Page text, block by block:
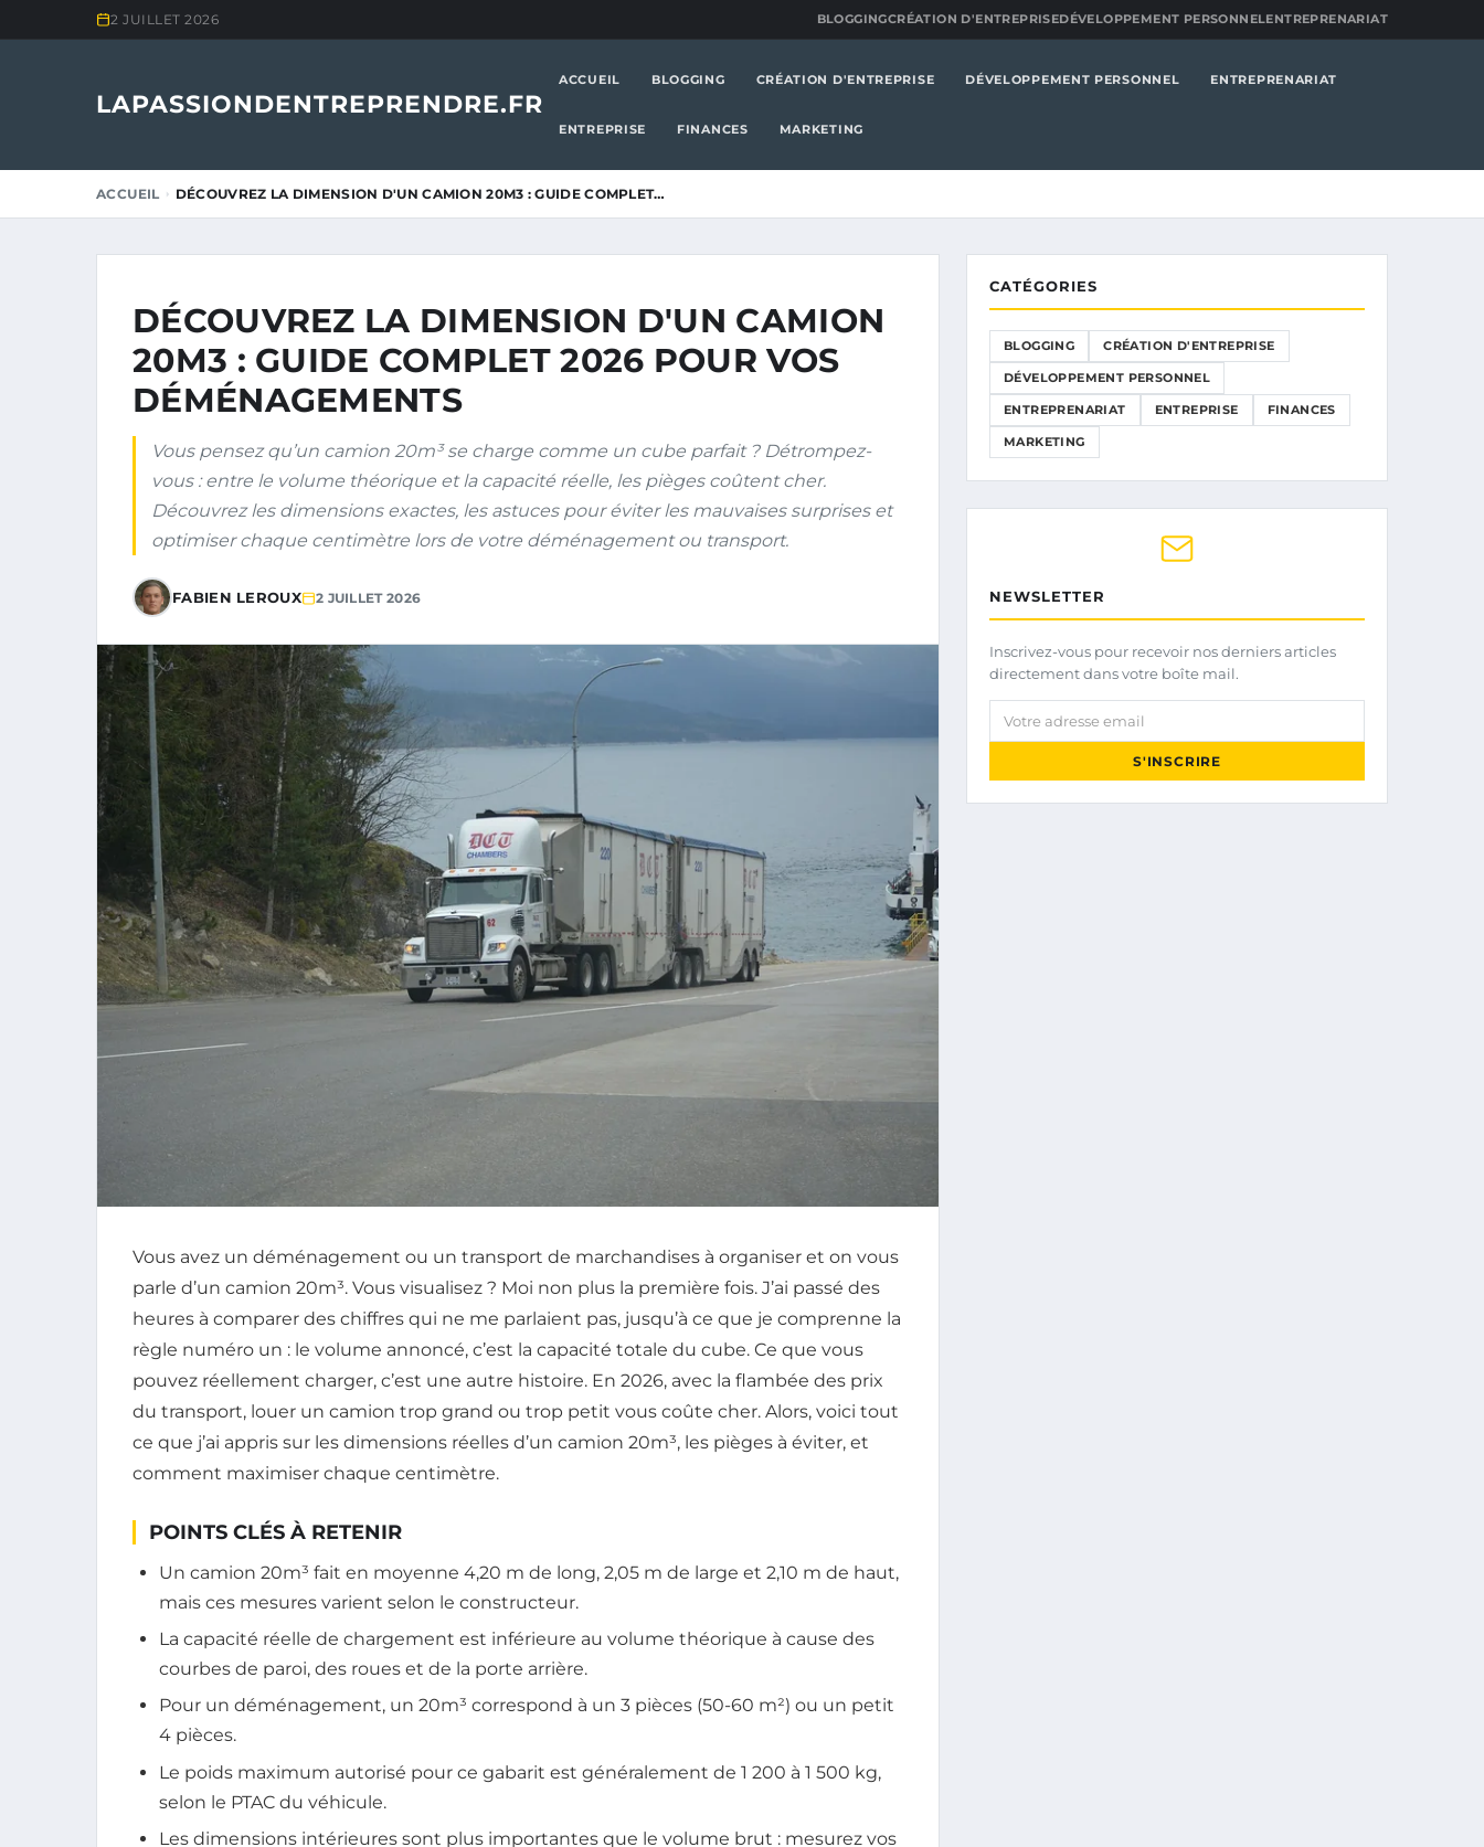
2 JUILLET 2026 BLOGGINGCRÉATION D'ENTREPRISEDÉVELOPPEMENT PERSONNELENTREPRENARIAT
LAPASSIONDENTREPRENDRE.FR
ACCUEIL BLOGGING CRÉATION D'ENTREPRISE DÉVELOPPEMENT PERSONNEL ENTREPRENARIAT
ENTREPRISE FINANCES MARKETING
ACCUEIL DÉCOUVREZ LA DIMENSION D'UN CAMION 20M3 : GUIDE COMPLET…
DÉCOUVREZ LA DIMENSION D'UN CAMION
20M3 : GUIDE COMPLET 2026 POUR VOS
DÉMÉNAGEMENTS
Vous pensez qu’un camion 20m³ se charge comme un cube parfait ? Détrompez-
vous : entre le volume théorique et la capacité réelle, les pièges coûtent cher.
Découvrez les dimensions exactes, les astuces pour éviter les mauvaises surprises et
optimiser chaque centimètre lors de votre déménagement ou transport.
FABIEN LEROUX 2 JUILLET 2026
Vous avez un déménagement ou un transport de marchandises à organiser et on vous
parle d’un camion 20m³. Vous visualisez ? Moi non plus la première fois. J’ai passé des
heures à comparer des chiffres qui ne me parlaient pas, jusqu’à ce que je comprenne la
règle numéro un : le volume annoncé, c’est la capacité totale du cube. Ce que vous
pouvez réellement charger, c’est une autre histoire. En 2026, avec la flambée des prix
du transport, louer un camion trop grand ou trop petit vous coûte cher. Alors, voici tout
ce que j’ai appris sur les dimensions réelles d’un camion 20m³, les pièges à éviter, et
comment maximiser chaque centimètre.
POINTS CLÉS À RETENIR
Un camion 20m³ fait en moyenne 4,20 m de long, 2,05 m de large et 2,10 m de haut,
mais ces mesures varient selon le constructeur.
La capacité réelle de chargement est inférieure au volume théorique à cause des
courbes de paroi, des roues et de la porte arrière.
Pour un déménagement, un 20m³ correspond à un 3 pièces (50-60 m²) ou un petit
4 pièces.
Le poids maximum autorisé pour ce gabarit est généralement de 1 200 à 1 500 kg,
selon le PTAC du véhicule.
Les dimensions intérieures sont plus importantes que le volume brut : mesurez vos
CATÉGORIES
BLOGGING CRÉATION D'ENTREPRISE
DÉVELOPPEMENT PERSONNEL
ENTREPRENARIAT ENTREPRISE FINANCES
MARKETING
NEWSLETTER
Inscrivez-vous pour recevoir nos derniers articles
directement dans votre boîte mail.
Votre adresse email
S'INSCRIRE